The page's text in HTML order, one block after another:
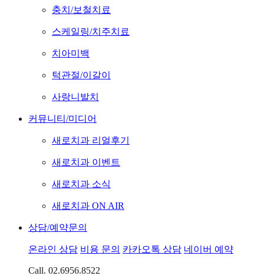
충치/보철치료
스케일링/치주치료
치아미백
턱관절/이갈이
사랑니발치
커뮤니티/미디어
새로치과 리얼후기
새로치과 이벤트
새로치과 소식
새로치과 ON AIR
상담/예약문의
온라인 상담 비용 문의 카카오톡 상담 네이버 예약
Call. 02.6956.8522